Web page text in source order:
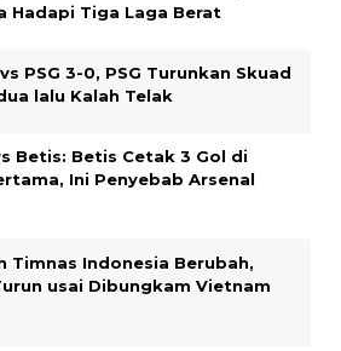
Hadapi Tiga Laga Berat
PSG 3-0, PSG Turunkan Skuad
lalu Kalah Telak
Betis: Betis Cetak 3 Gol di
Ini Penyebab Arsenal
Timnas Indonesia Berubah,
usai Dibungkam Vietnam